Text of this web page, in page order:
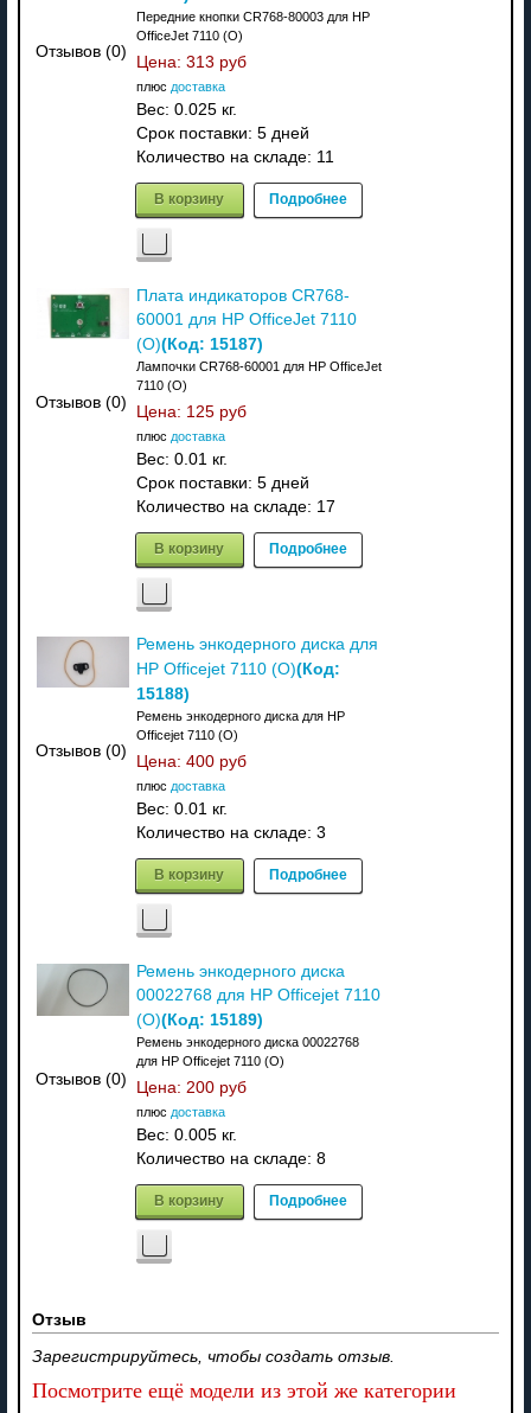
Отзывов (0)
Передние кнопки CR768-80003 для HP
OfficeJet 7110 (О)
Цена: 313 руб
плюс доставка
Вес: 0.025 кг.
Срок поставки: 5 дней
Количество на складе: 11
В корзину Подробнее
Отзывов (0)
Плата индикаторов CR768-
60001 для HP OfficeJet 7110
(О)(Код: 15187)
Лампочки CR768-60001 для HP OfficeJet
7110 (О)
Цена: 125 руб
плюс доставка
Вес: 0.01 кг.
Срок поставки: 5 дней
Количество на складе: 17
В корзину Подробнее
Отзывов (0)
Ремень энкодерного диска для
HP Officejet 7110 (O)(Код:
15188)
Ремень энкодерного диска для HP
Officejet 7110 (O)
Цена: 400 руб
плюс доставка
Вес: 0.01 кг.
Количество на складе: 3
В корзину Подробнее
Отзывов (0)
Ремень энкодерного диска
00022768 для HP Officejet 7110
(О)(Код: 15189)
Ремень энкодерного диска 00022768
для HP Officejet 7110 (О)
Цена: 200 руб
плюс доставка
Вес: 0.005 кг.
Количество на складе: 8
В корзину Подробнее
Отзыв
Зарегистрируйтесь, чтобы создать отзыв.
Посмотрите ещё модели из этой же категории